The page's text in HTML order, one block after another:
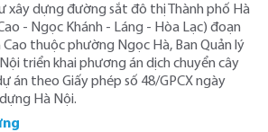
xây dựng đường sắt đô thị Thành phố Hà
- Ngọc Khánh - Láng - Hòa Lạc) đoạn
thuộc phường Ngọc Hà, Ban Quản lý
triển khai phương án dịch chuyển cây
án theo Giấy phép số 48/GPCX ngày
Hà Nội.